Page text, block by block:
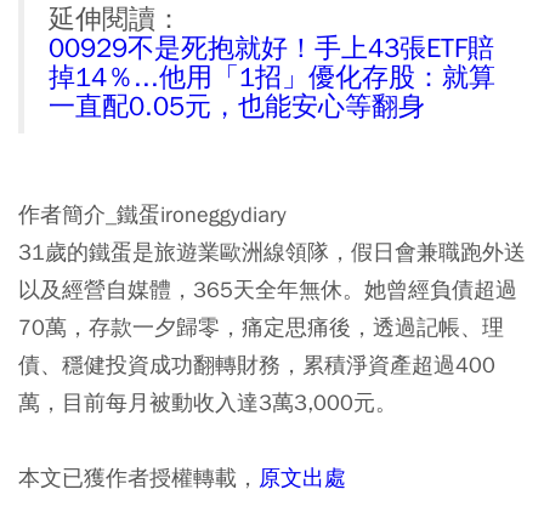
延伸閱讀：
00929不是死抱就好！手上43張ETF賠
掉14％...他用「1招」優化存股：就算
一直配0.05元，也能安心等翻身
作者簡介_鐵蛋ironeggydiary
31歲的鐵蛋是旅遊業歐洲線領隊，假日會兼職跑外送
以及經營自媒體，365天全年無休。她曾經負債超過
70萬，存款一夕歸零，痛定思痛後，透過記帳、理
債、穩健投資成功翻轉財務，累積淨資產超過400
萬，目前每月被動收入達3萬3,000元。
本文已獲作者授權轉載， 原文出處